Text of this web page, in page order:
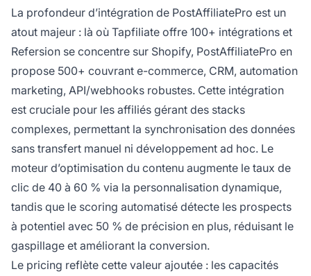
La profondeur d’intégration de PostAffiliatePro est un
atout majeur : là où Tapfiliate offre 100+ intégrations et
Refersion se concentre sur Shopify, PostAffiliatePro en
propose 500+ couvrant e-commerce, CRM, automation
marketing, API/webhooks robustes. Cette intégration
est cruciale pour les affiliés gérant des stacks
complexes, permettant la synchronisation des données
sans transfert manuel ni développement ad hoc. Le
moteur d’optimisation du contenu augmente le taux de
clic de 40 à 60 % via la personnalisation dynamique,
tandis que le scoring automatisé détecte les prospects
à potentiel avec 50 % de précision en plus, réduisant le
gaspillage et améliorant la conversion.
Le pricing reflète cette valeur ajoutée : les capacités